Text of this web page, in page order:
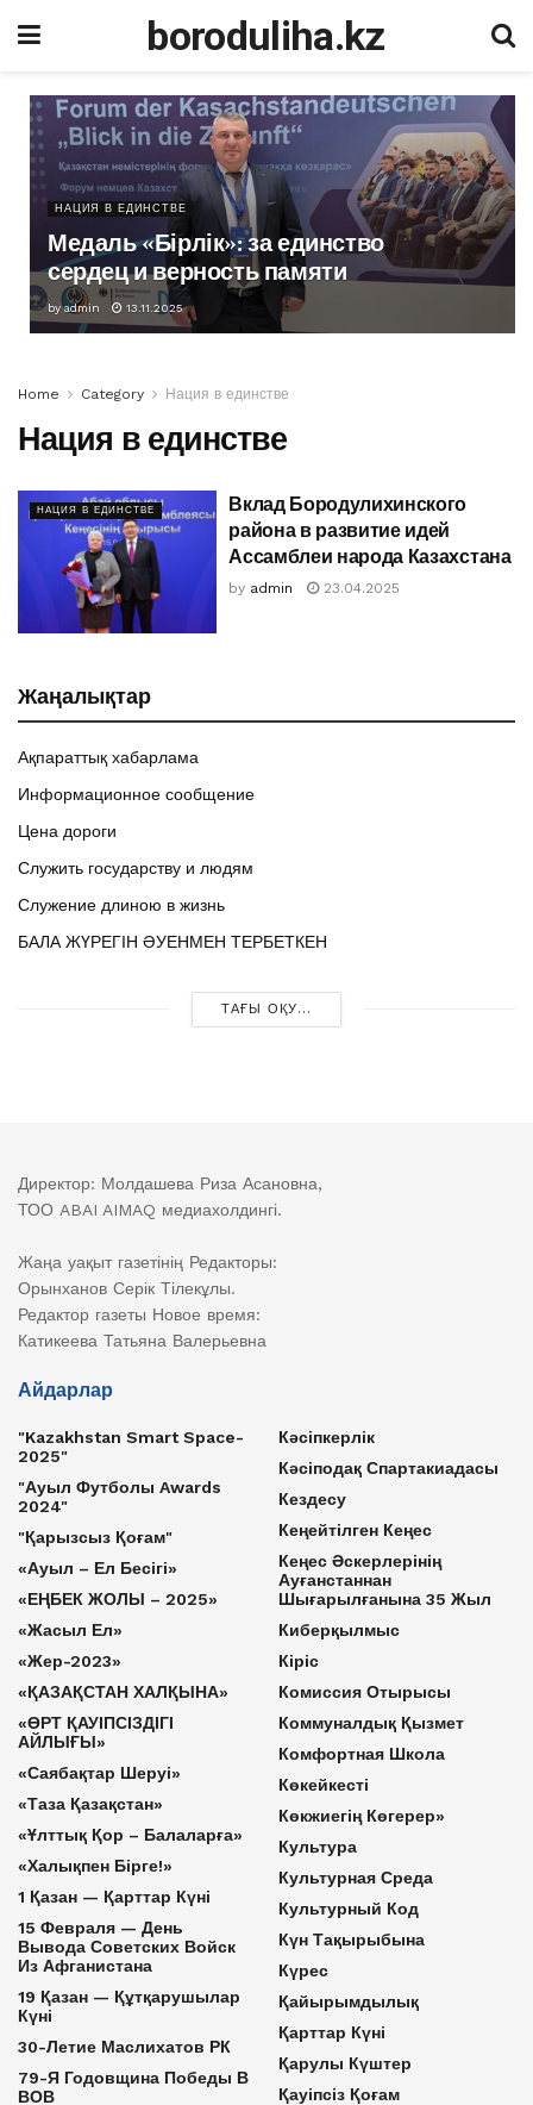
boroduliha.kz
НАЦИЯ В ЕДИНСТВЕ
Медаль «Бірлік»: за единство
сердец и верность памяти
by admin 13.11.2025
Home Category Нация в единстве
Нация в единстве
НАЦИЯ В ЕДИНСТВЕ
Вклад Бородулихинского
района в развитие идей
Ассамблеи народа Казахстана
by admin 23.04.2025
Жаңалықтар
Ақпараттық хабарлама
Информационное сообщение
Цена дороги
Служить государству и людям
Служение длиною в жизнь
БАЛА ЖҮРЕГІН ӘУЕНМЕН ТЕРБЕТКЕН
ТАҒЫ ОҚУ...
Директор: Молдашева Риза Асановна,
ТОО ABAI AIMAQ медиахолдингі.
Жаңа уақыт газетінің Редакторы:
Орынханов Серік Тілекұлы.
Редактор газеты Новое время:
Катикеева Татьяна Валерьевна
Айдарлар
"Kazakhstan Smart Space-
2025"
"Ауыл Футболы Awards
2024"
"Қарызсыз Қоғам"
«Ауыл – Ел Бесігі»
«ЕҢБЕК ЖОЛЫ – 2025»
«Жасыл Ел»
«Жер-2023»
«ҚАЗАҚСТАН ХАЛҚЫНА»
«ӨРТ ҚАУІПСІЗДІГІ
АЙЛЫҒЫ»
«Саябақтар Шеруі»
«Таза Қазақстан»
«Ұлттық Қор – Балаларға»
«Халықпен Бірге!»
1 Қазан — Қарттар Күні
15 Февраля — День
Вывода Советских Войск
Из Афганистана
19 Қазан — Құтқарушылар
Күні
30-Летие Маслихатов РК
79-Я Годовщина Победы В
ВОВ
Кәсіпкерлік
Кәсіподақ Спартакиадасы
Кездесу
Кеңейтілген Кеңес
Кеңес Әскерлерінің
Ауғанстаннан
Шығарылғанына 35 Жыл
Киберқылмыс
Кіріс
Комиссия Отырысы
Коммуналдық Қызмет
Комфортная Школа
Көкейкесті
Көкжиегің Көгерер»
Культура
Культурная Среда
Культурный Код
Күн Тақырыбына
Күрес
Қайырымдылық
Қарттар Күні
Қарулы Күштер
Қауіпсіз Қоғам